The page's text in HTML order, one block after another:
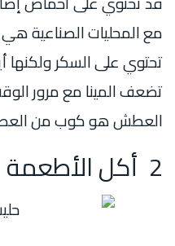
مع المحليات الصناعية هي
تحتوي على السكر
تضعف المينا مع مرور
العطش هو كوب من
2 أكل الأطعمة التي تحمي المينا :